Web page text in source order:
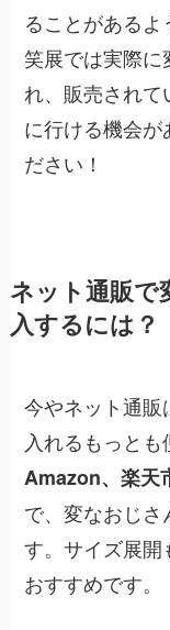
ることがある
笑展では実際に
れ、販売され
に行ける機会が
ださい！
ネット通販で
入するには？
今やネット通販
入れるもっとも
Amazon、楽天
で、変なおじさ
す。サイズ展
おすすめです。